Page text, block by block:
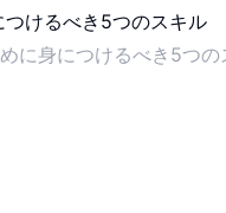
に身につけるべき5つの